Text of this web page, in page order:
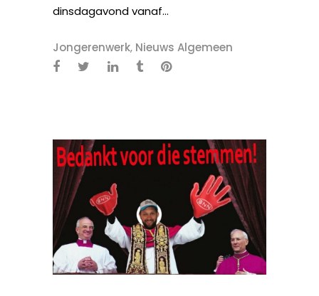
dinsdagavond vanaf...
Jongerenwerk, Nieuws Algemeen